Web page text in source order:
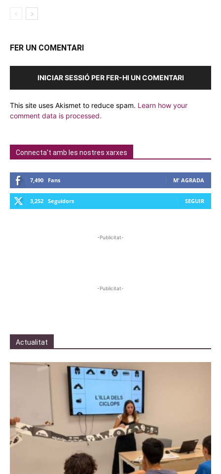
FER UN COMENTARI
INICIAR SESSIÓ PER FER-HI UN COMENTARI
This site uses Akismet to reduce spam. Learn how your
comment data is processed.
Connecta't amb les nostres xarxes
7,490 Fans M' AGRADA
3,252 Seguidors SEGUIR
-Publicitat-
-Publicitat-
Actualitat